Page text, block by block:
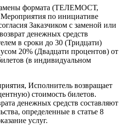
формата (ТЕЛЕМОСТ,
по инициативе
Заказчиком с заменой или
денежных средств
в сроки до 30 (Тридцати)
20% (Двадцати процентов) от
(в индивидуальном
Исполнитель возвращает
стоимость билетов.
денежных средств составляют
определенные в статье 8
услуг.